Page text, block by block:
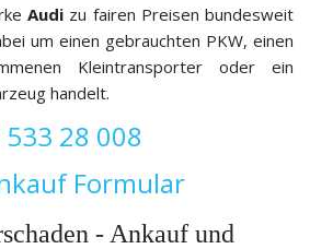
Audi zu fairen Preisen bundesweit
um einen gebrauchten PKW, einen
Kleintransporter oder ein
handelt.
28 008
Formular
- Ankauf und